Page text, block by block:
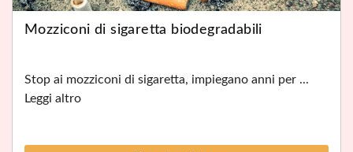
Mozziconi di sigaretta biodegradabili
Stop ai mozziconi di sigaretta, impiegano anni per ...
Leggi altro